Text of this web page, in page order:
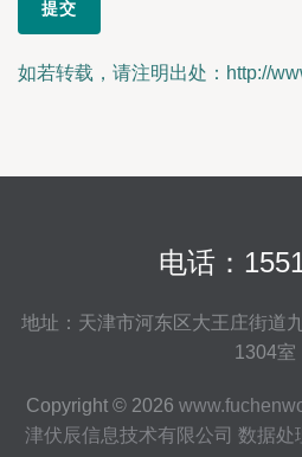
如若转载，请注明出处：http://
电话：
地址：天津市河东区大王庄街道
1304室
Copyright © 2026
津伏辰信息技术有限公司 数据处